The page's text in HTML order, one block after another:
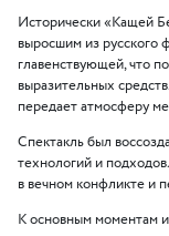
Исторически«Кащей
выросшим из русского
главенствующей, что
выразительных
передает атмосферу
Спектакль был
технологий и
в вечном конфликте и
К основным моментам